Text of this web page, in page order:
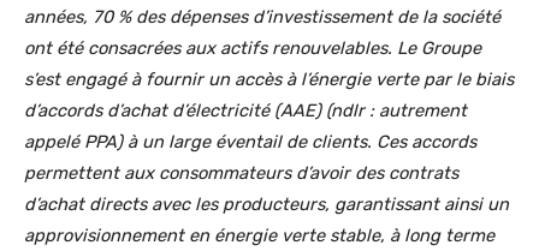
années, 70 % des dépenses d’investissement de la société
ont été consacrées aux actifs renouvelables. Le Groupe
s’est engagé à fournir un accès à l’énergie verte par le biais
d’accords d’achat d’électricité (AAE) (ndlr : autrement
appelé PPA) à un large éventail de clients. Ces accords
permettent aux consommateurs d’avoir des contrats
d’achat directs avec les producteurs, garantissant ainsi un
approvisionnement en énergie verte stable, à long terme